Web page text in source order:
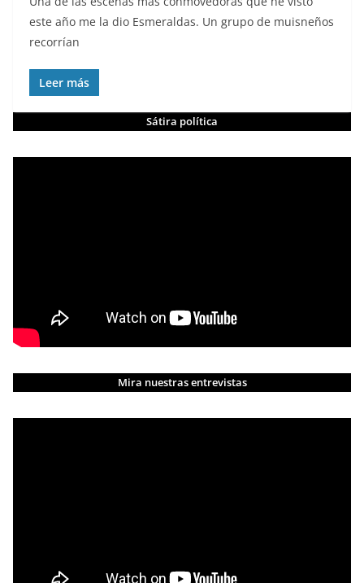
este año me la dio Esmeraldas. Un grupo de muisneños
recorrían
Leer más
Sátira política
Mira nuestras entrevistas